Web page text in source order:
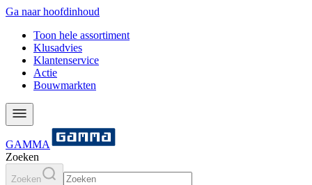
Ga naar hoofdinhoud
Toon hele assortiment
Klusadvies
Klantenservice
Actie
Bouwmarkten
GAMMA
Zoeken
Zoeken